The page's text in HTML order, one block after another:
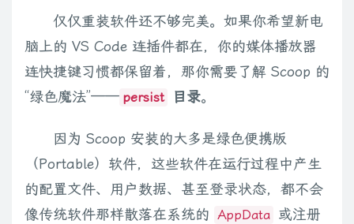
仅仅重装软件还不够完美。如果你希望新电
脑上的 VS Code 连插件都在，你的媒体播放器
连快捷键习惯都保留着，那你需要了解 Scoop 的
“绿色魔法”—— persist 目录。
因为 Scoop 安装的大多是绿色便携版
（Portable）软件，这些软件在运行过程中产生
的配置文件、用户数据、甚至登录状态，都不会
像传统软件那样散落在系统的 AppData 或注册